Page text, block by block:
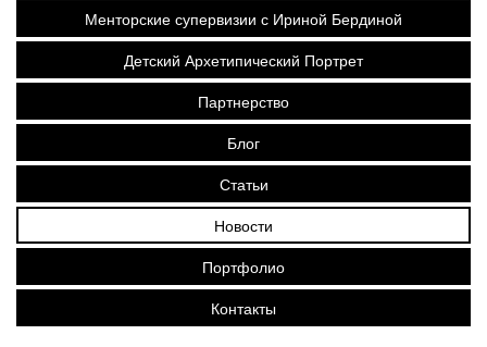
Менторские супервизии с Ириной Бердиной
Детский Архетипический Портрет
Партнерство
Блог
Статьи
Новости
Портфолио
Контакты